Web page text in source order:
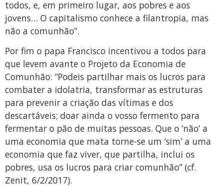
todos, e, em primeiro lugar, aos pobres e aos
jovens… O capitalismo conhece a filantropia, mas
não a comunhão”.
Por fim o papa Francisco incentivou a todos para
que levem avante o Projeto da Economia de
Comunhão: “Podeis partilhar mais os lucros para
combater a idolatria, transformar as estruturas
para prevenir a criação das vítimas e dos
descartáveis; doar ainda o vosso fermento para
fermentar o pão de muitas pessoas. Que o ‘não’ a
uma economia que mata torne-se um ‘sim’ a uma
economia que faz viver, que partilha, inclui os
pobres, usa os lucros para criar comunhão” (cf.
Zenit, 6/2/2017).